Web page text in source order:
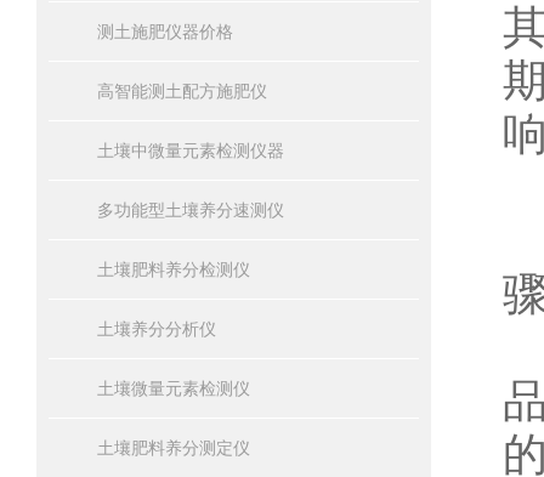
测土施肥仪器价格
高智能测土配方施肥仪
土壤中微量元素检测仪器
多功能型土壤养分速测仪
土壤肥料养分检测仪
土壤养分分析仪
土壤微量元素检测仪
土壤肥料养分测定仪